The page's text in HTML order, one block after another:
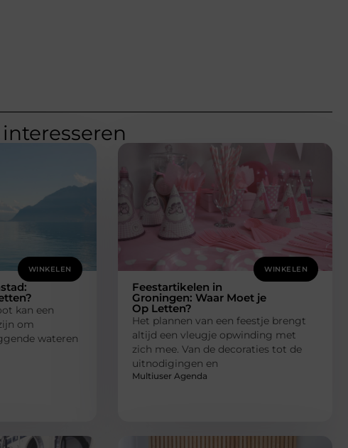
WINKELEN
kan een
om
wateren
WINKELEN
Feestartikelen in
Groningen: Waar Moet je
Op Letten?
Het plannen van een feestje brengt
altijd een vleugje opwinding met
zich mee. Van de decoraties tot de
uitnodigingen en
Multiuser Agenda